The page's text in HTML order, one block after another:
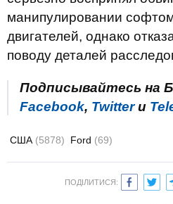
манипулировании
двигателей, однако
поводу деталей
Подписывайтесь на
Facebook, Twitterи
США (5878) Ford (69)
ПОДІЛИТИСЯ: